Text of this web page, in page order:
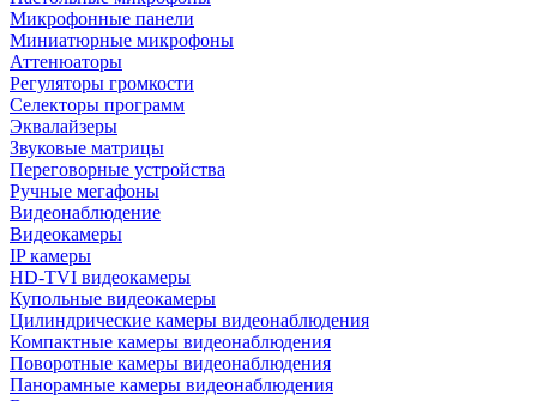
Микрофонные панели
Миниатюрные микрофоны
Аттенюаторы
Регуляторы громкости
Селекторы программ
Эквалайзеры
Звуковые матрицы
Переговорные устройства
Ручные мегафоны
Видеонаблюдение
Видеокамеры
IP камеры
HD-TVI видеокамеры
Купольные видеокамеры
Цилиндрические камеры видеонаблюдения
Компактные камеры видеонаблюдения
Поворотные камеры видеонаблюдения
Панорамные камеры видеонаблюдения